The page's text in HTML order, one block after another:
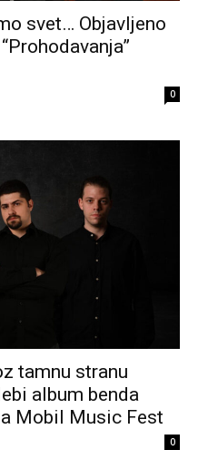
svet… Objavljeno
0
tamnu stranu
album benda
Mobil Music Fest
0